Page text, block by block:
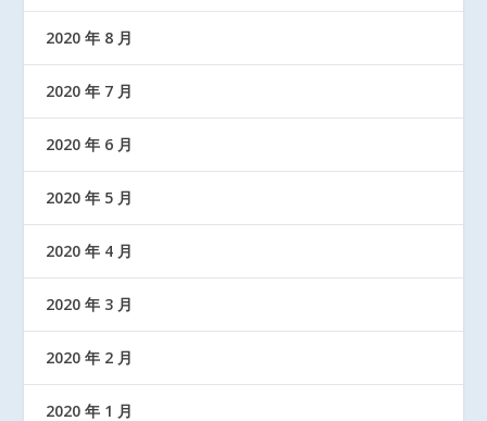
2020 年 8 月
2020 年 7 月
2020 年 6 月
2020 年 5 月
2020 年 4 月
2020 年 3 月
2020 年 2 月
2020 年 1 月